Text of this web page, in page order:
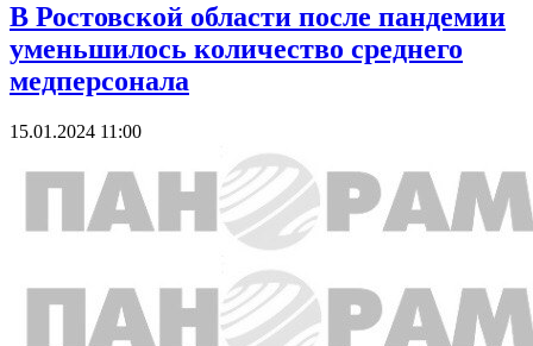
В Ростовской области после пандемии
уменьшилось количество среднего
медперсонала
15.01.2024 11:00